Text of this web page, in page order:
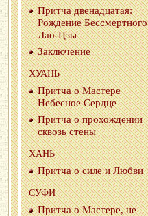
Прит­ча две­на­дца­тая:
Рож­де­ние Бес­смерт­но­го
Лао-Цзы
За­клю­че­ние
ХУАНЬ
Прит­ча о Ма­сте­ре
Небес­ное Серд­це
Прит­ча о про­хож­де­нии
сквозь стены
ХАНЬ
Прит­ча о силе и Любви
СУФИ
Прит­ча о Ма­сте­ре, не